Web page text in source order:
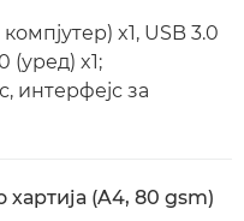
x1, USB 3.0
(уред) x1;
интерфејс за
(A4, 80 gsm)